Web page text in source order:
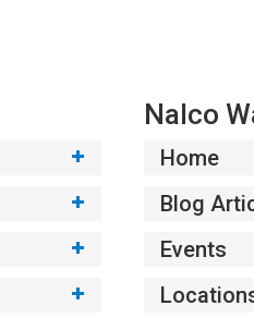
Nalco
Home
Blog
Events